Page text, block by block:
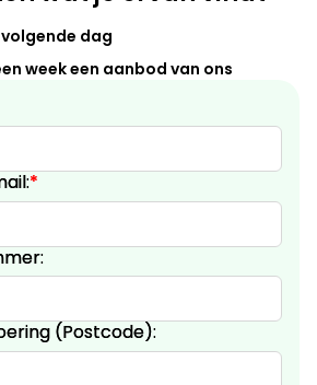
dag
week een aanbod van ons
*
(Postcode):